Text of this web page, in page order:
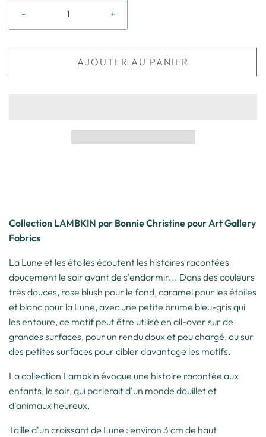
- +
AJOUTER AU PANIER
Collection LAMBKIN par Bonnie Christine pour Art Gallery
Fabrics
La Lune et les étoiles écoutent les histoires racontées
doucement le soir avant de s'endormir... Dans des couleurs
très douces, rose blush pour le fond, caramel pour les étoiles
et blanc pour la Lune, avec une petite brume bleu-gris qui
les entoure, ce motif peut être utilisé en all-over sur de
grandes surfaces, pour un rendu doux et peu chargé, ou sur
des petites surfaces pour cibler davantage les motifs.
La collection Lambkin évoque une histoire racontée aux
enfants, le soir, qui parlerait d'un monde douillet et
d'animaux heureux.
Taille d'un croissant de Lune : environ 3 cm de haut